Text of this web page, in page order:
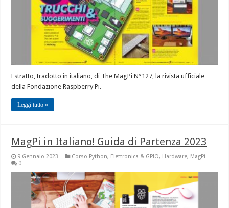
Estratto, tradotto in italiano, di The MagPi N°127, la rivista ufficiale
della Fondazione Raspberry Pi.
Leggi tutto »
MagPi in Italiano! Guida di Partenza 2023
9 Gennaio 2023 Corso Python, Elettronica & GPIO, Hardware, MagPi
0